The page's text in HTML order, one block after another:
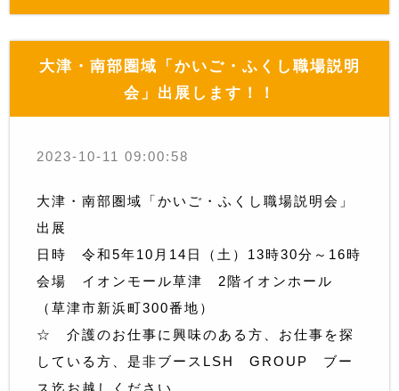
大津・南部圏域「かいご・ふくし職場説明
会」出展します！！
2023-10-11 09:00:58
大津・南部圏域「かいご・ふくし職場説明会」
出展
日時 令和5年10月14日（土）13時30分～16時
会場 イオンモール草津 2階イオンホール
（草津市新浜町300番地）
☆ 介護のお仕事に興味のある方、お仕事を探
している方、是非ブースLSH GROUP ブー